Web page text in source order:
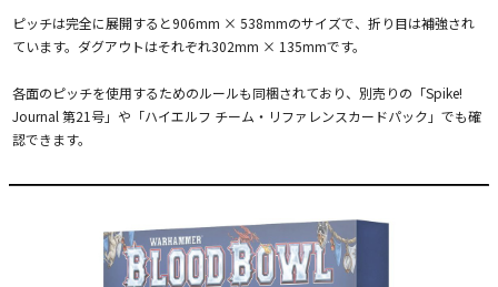
ピッチは完全に展開すると906mm × 538mmのサイズで、折り目は補強され
ています。ダグアウトはそれぞれ302mm × 135mmです。
各面のピッチを使用するためのルールも同梱されており、別売りの「Spike!
Journal 第21号」や「ハイエルフ チーム・リファレンスカードパック」でも確
認できます。